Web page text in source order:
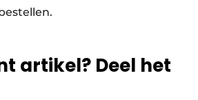
artikel? Deel het